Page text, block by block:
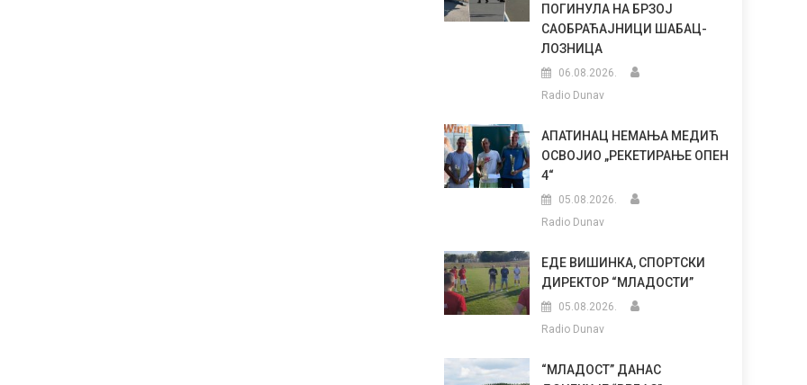
ПОГИНУЛА НА БРЗОЈ
САОБРАЋАЈНИЦИ ШАБАЦ-
ЛОЗНИЦА
06.08.2026.
Radio Dunav
АПАТИНАЦ НЕМАЊА МЕДИЋ
ОСВОЈИО „РЕКЕТИРАЊЕ ОПЕН
4“
05.08.2026.
Radio Dunav
ЕДЕ ВИШИНКА, СПОРТСКИ
ДИРЕКТОР “МЛАДОСТИ”
05.08.2026.
Radio Dunav
“МЛАДОСТ” ДАНАС